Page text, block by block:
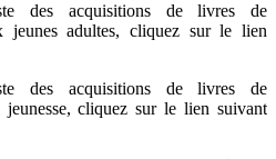
des acquisitions de livres de
jeunes adultes, cliquez sur le lien
des acquisitions de livres de
jeunesse, cliquez sur le lien suivant